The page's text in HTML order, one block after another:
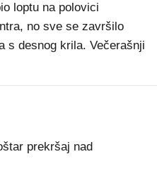
loptu na polovici
no sve se završilo
s desnog krila. Večerašnji
prekršaj nad